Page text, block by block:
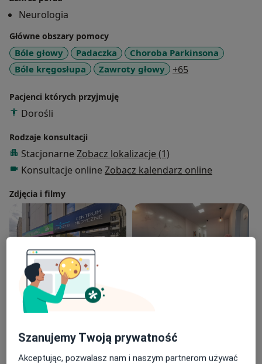
Systematycznie podnoszę kwalifikacje zawodowe
uczestnicząc w konferencjach naukowych oraz
kursach doszkalających.
Neurologia
Główne obszary pomocy
Bóle głowy Padaczka
Choroba Parkinsona
Bóle kręgosłupa
Zawroty głowy +65
Pacjenci których przyjmuję
Dorośli
Rodzaje konsultacji
Stacjonarne Zobacz lokalizacje (1)
Konsultacje online Zobacz kalendarz online
Zdjęcia i filmy
Zobacz galerię (4)
Pokaż więcejo doświadczeniu
Szanujemy Twoją prywatność
Akceptując, pozwalasz nam i naszym partnerom używać